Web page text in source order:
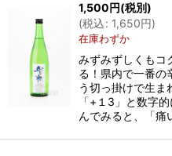
1,500円(税別)
(税込: 1,650円)
在庫わずか
みずみずしくもコ
る！県内で一番の
う切っ掛けで生ま
「+１3」と数字
んでみると、「